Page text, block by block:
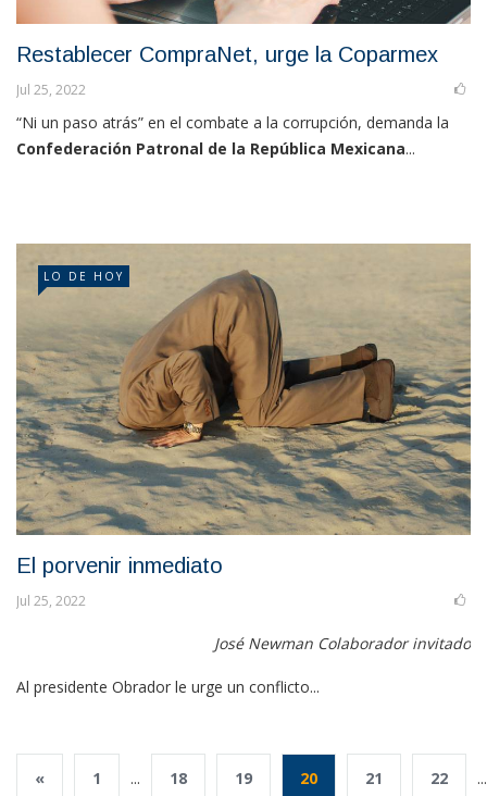
Restablecer CompraNet, urge la Coparmex
Jul 25, 2022
“Ni un paso atrás” en el combate a la corrupción, demanda la
Confederación Patronal de la República Mexicana...
LO DE HOY
El porvenir inmediato
Jul 25, 2022
José Newman Colaborador invitado
Al presidente Obrador le urge un conflicto...
« 1 ... 18 19 20 21 22 ...